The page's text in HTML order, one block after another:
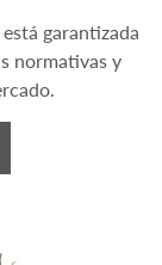
garantizada
normativas y